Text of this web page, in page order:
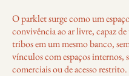
O parklet surge como um
convivência ao ar livre, capaz
tribos em um mesmo banco,
vínculos com espaços internos,
comerciais ou de acesso restrito.